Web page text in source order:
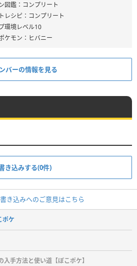
図鑑：コンプリート
レシピ：コンプリート
環境レベル10
ケモン：ヒバニー
バーの情報を見る
き込みする(0件)
き込みへのご意見はこちら
ポケ
手方法と使い道【ぽこポケ】